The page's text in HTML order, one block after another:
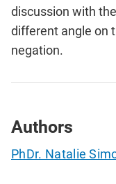
discussion with
different angle on
negation.
Authors
PhDr. Natalie